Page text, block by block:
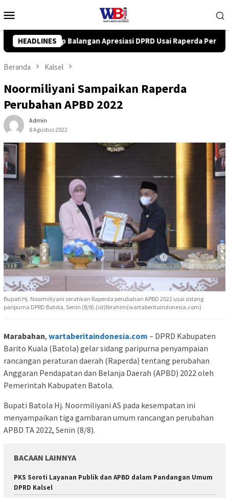
ke
Mobile
HEADLINES
Usai Raperda Perubahan APBD 2026 Resmi Disepakati
Beranda Kalsel
Noormiliyani Sampaikan Raperda
Perubahan APBD 2022
Admin
8 Agustus 2022
Bupati Hj. Noormiliyani serahkan Raperda perubahan APBD 2022 usai sidang
paripurna DPRD Batola, Senin (8/8).(ist)Ibrahim(wartaberitaindonesia.com)
Marabahan, wartaberitaindonesia.com – DPRD Kabupaten
Barito Kuala (Batola) gelar sidang paripurna penyampaian
rancangan peraturan daerah (Raperda) tentang perubahan
Anggaran Pendapatan dan Belanja Daerah (APBD) 2022 oleh
Pemerintah Kabupaten Batola.
Bupati Batola Hj. Noormiliyani AS pada kesempatan ini
menyampaikan tiga gambaran umum rancangan perubahan
APBD TA 2022, Senin (8/8).
BACAAN LAINNYA
PKS Soroti Layanan Publik dan APBD dalam Pandangan Umum
DPRD Kalsel